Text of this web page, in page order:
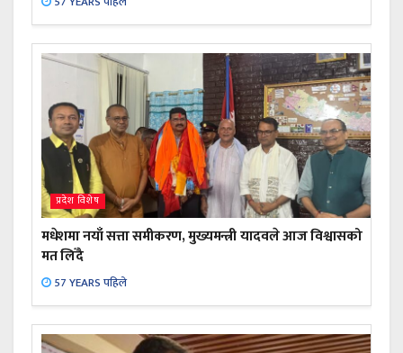
प्रदेश विशेष
मधेशमा नयाँ सत्ता समीकरण, मुख्यमन्त्री यादवले आज विश्वासको
मत लिँदै
57 YEARS पहिले